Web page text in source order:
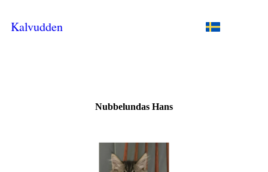
Kalvudden
Nubbelundas Hans